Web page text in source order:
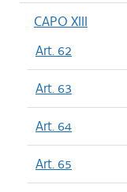
CAPO XIII
Art. 62
Art. 63
Art. 64
Art. 65